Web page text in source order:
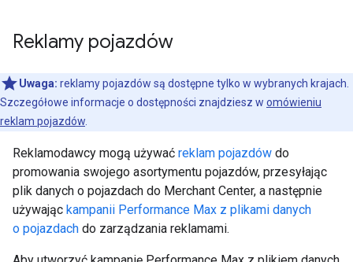
Reklamy pojazdów
Uwaga: reklamy pojazdów są dostępne tylko w wybranych krajach.
Szczegółowe informacje o dostępności znajdziesz w omówieniu
reklam pojazdów
Reklamodawcy mogą używać reklam pojazdów do
promowania swojego asortymentu pojazdów, przesyłając
plik danych o pojazdach do Merchant Center, a następnie
używając kampanii Performance Max z plikami danych
o pojazdach do zarządzania reklamami.